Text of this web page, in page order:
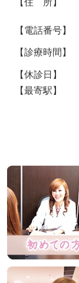
【電話番号】
【診療時間】
【休診日】
【最寄駅】